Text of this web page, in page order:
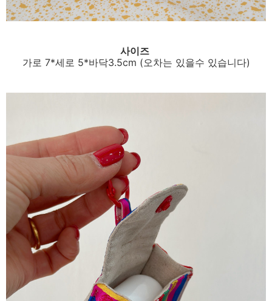
사이즈
가로 7*세로 5*바닥3.5cm (오차는 있을수 있습니다)